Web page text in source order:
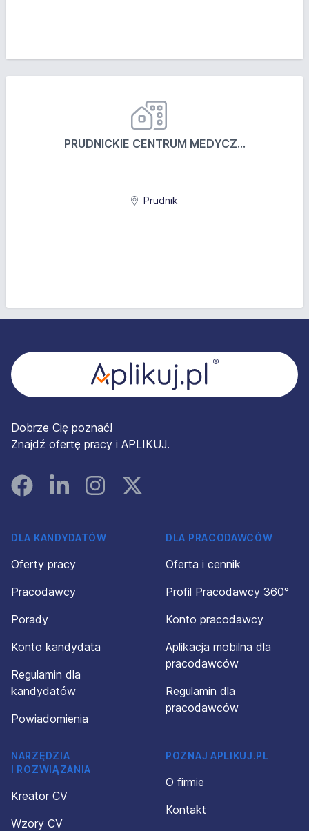
PRUDNICKIE CENTRUM MEDYCZ...
Prudnik
Dobrze Cię poznać!
Znajdź ofertę pracy i APLIKUJ.
FacebookLinked InInstagramInstagram
DLA KANDYDATÓW
Oferty pracy
Pracodawcy
Porady
Konto kandydata
Regulamin dla
kandydatów
Powiadomienia
DLA PRACODAWCÓW
Oferta i cennik
Profil Pracodawcy 360°
Konto pracodawcy
Aplikacja mobilna dla
pracodawców
Regulamin dla
pracodawców
NARZĘDZIA
I ROZWIĄZANIA
Kreator CV
Wzory CV
POZNAJ APLIKUJ.PL
O firmie
Kontakt